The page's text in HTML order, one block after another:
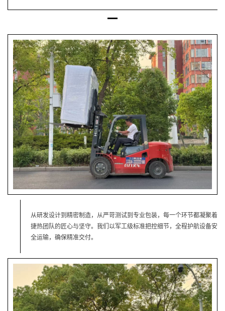
从研发设计到精密制造，从严苛测试到专业包装，每一个环节都凝聚着
捷热团队的匠心与坚守。我们以军工级标准把控细节，全程护航设备安
全运输，确保精准交付。